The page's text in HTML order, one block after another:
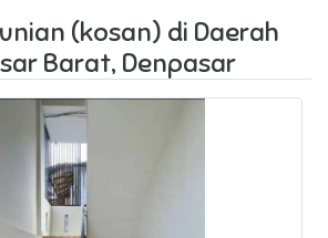
(kosan) di Daerah
Barat, Denpasar